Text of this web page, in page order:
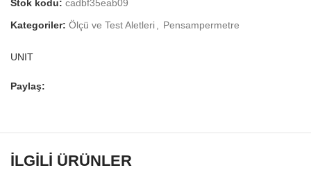
Stok kodu: cadbf35eab09
Kategoriler: Ölçü ve Test Aletleri Pensampermetre
UNIT
Paylaş:
İLGILI ÜRÜNLER